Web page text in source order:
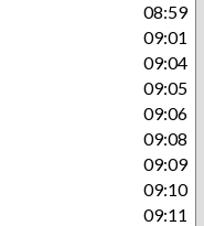
08:59
09:01
09:04
09:05
09:06
09:08
09:09
09:10
09:11